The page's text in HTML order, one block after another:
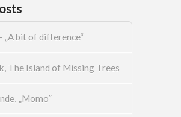
„A bit of difference“
The Island of Missing Trees
„Momo”